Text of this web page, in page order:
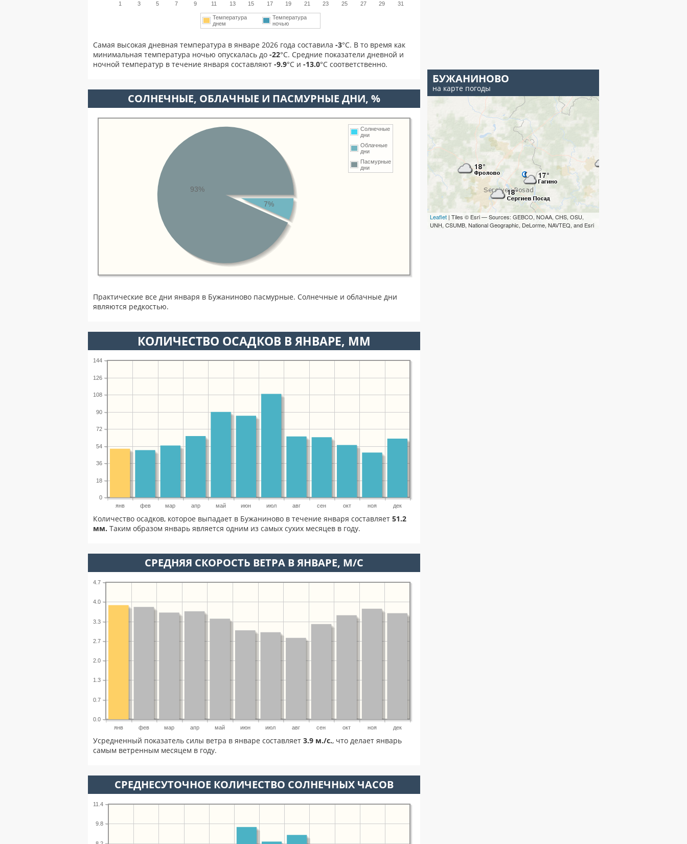
1 3 5 7 9 11 13 15 17 19 21 23 25 27 29 31
Температура
днем
Температура
ночью
Самая высокая дневная температура в январе 2026 года составила -3°С. В то время как
минимальная температура ночью опускалась до -22°C. Средние показатели дневной и
ночной температур в течение января составляют -9.9°С и -13.0°С соответственно.
CОЛНЕЧНЫЕ, ОБЛАЧНЫЕ И ПАСМУРНЫЕ ДНИ, %
Солнечные
дни
Облачные
дни
Пасмурные
дни
7%
93%
Практические все дни января в Бужаниново пасмурные. Солнечные и облачные дни
являются редкостью.
КОЛИЧЕСТВО ОСАДКОВ В ЯНВАРЕ, ММ
янв фев мар апр май июн июл авг сен окт ноя дек
0
18
36
54
72
90
108
126
144
Количество осадков, которое выпадает в Бужаниново в течение января составляет 51.2
мм. Таким образом январь является одним из самых сухих месяцев в году.
СРЕДНЯЯ СКОРОСТЬ ВЕТРА В ЯНВАРЕ, М/С
янв фев мар апр май июн июл авг сен окт ноя дек
0.0
0.7
1.3
2.0
2.7
3.3
4.0
4.7
Усредненный показатель силы ветра в январе составляет 3.9 м./с., что делает январь
самым ветренным месяцем в году.
СРЕДНЕСУТОЧНОЕ КОЛИЧЕСТВО СОЛНЕЧНЫХ ЧАСОВ
9.8
11.4
БУЖАНИНОВО
на карте погоды
Leaflet | Tiles © Esri — Sources: GEBCO, NOAA, CHS, OSU,
UNH, CSUMB, National Geographic, DeLorme, NAVTEQ, and Esri